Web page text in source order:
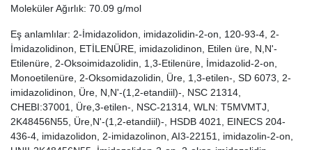
Moleküler Ağırlık: 70.09 g/mol
Eş anlamlılar: 2-İmidazolidon, imidazolidin-2-on, 120-93-4, 2-
İmidazolidinon, ETİLENÜRE, imidazolidinon, Etilen üre, N,N'-
Etilenüre, 2-Oksoimidazolidin, 1,3-Etilenüre, İmidazolid-2-on,
Monoetilenüre, 2-Oksomidazolidin, Üre, 1,3-etilen-, SD 6073, 2-
imidazolidinon, Üre, N,N'-(1,2-etandiil)-, NSC 21314,
CHEBI:37001, Üre,3-etilen-, NSC-21314, WLN: T5MVMTJ,
2K48456N55, Üre,N'-(1,2-etandiil)-, HSDB 4021, EINECS 204-
436-4, imidazolidon, 2-imidazolinon, AI3-22151, imidazolin-2-on,